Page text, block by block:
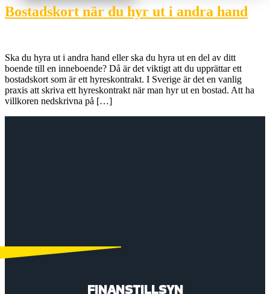
Bostadskort när du hyr ut i andra hand
Ska du hyra ut i andra hand eller ska du hyra ut en del av ditt
boende till en inneboende? Då är det viktigt att du upprättar ett
bostadskort som är ett hyreskontrakt. I Sverige är det en vanlig
praxis att skriva ett hyreskontrakt när man hyr ut en bostad. Att ha
villkoren nedskrivna på […]
FINANSTILLSYN